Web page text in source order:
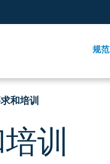
规范
和培训
训